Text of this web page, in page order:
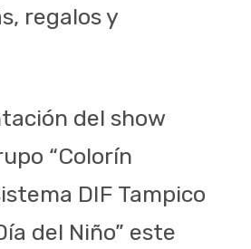
regalos y
del show
“Colorín
DIF Tampico
del Niño” este